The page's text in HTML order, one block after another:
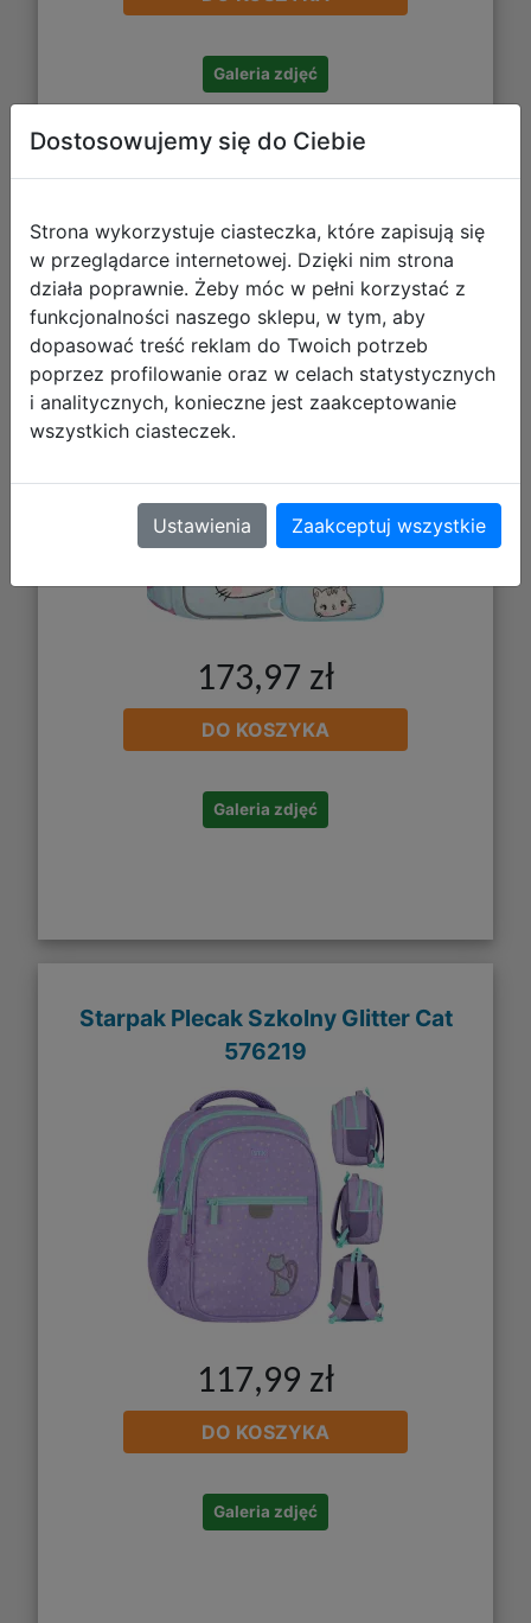
Galeria zdjęć
Starpak Zestaw Szkolny 3el. Kitty
Plecak 576194 + Piórnik 576198 +
Worek 576197
173,97 zł
DO KOSZYKA
Galeria zdjęć
Starpak Plecak Szkolny Glitter Cat
576219
117,99 zł
DO KOSZYKA
Galeria zdjęć
Dostosowujemy się do Ciebie
Strona wykorzystuje ciasteczka, które zapisują się
w przeglądarce internetowej. Dzięki nim strona
działa poprawnie. Żeby móc w pełni korzystać z
funkcjonalności naszego sklepu, w tym, aby
dopasować treść reklam do Twoich potrzeb
poprzez profilowanie oraz w celach statystycznych
i analitycznych, konieczne jest zaakceptowanie
wszystkich ciasteczek.
Ustawienia Zaakceptuj wszystkie